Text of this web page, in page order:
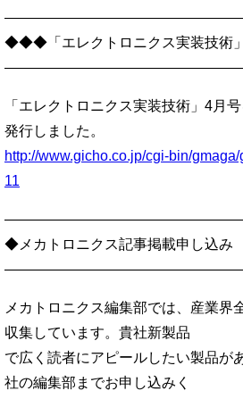
◆◆◆「エレクトロニクス実装技術
「エレクトロニクス実装技術」4月
発行しました。
http://www.gicho.co.jp/cgi-bin/
11
◆メカトロニクス記事掲載申し込み
メカトロニクス編集部では、産業界
収集しています。貴社新製品
で広く読者にアピールしたい製品が
社の編集部までお申し込みく